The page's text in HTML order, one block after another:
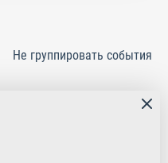
Не группировать события